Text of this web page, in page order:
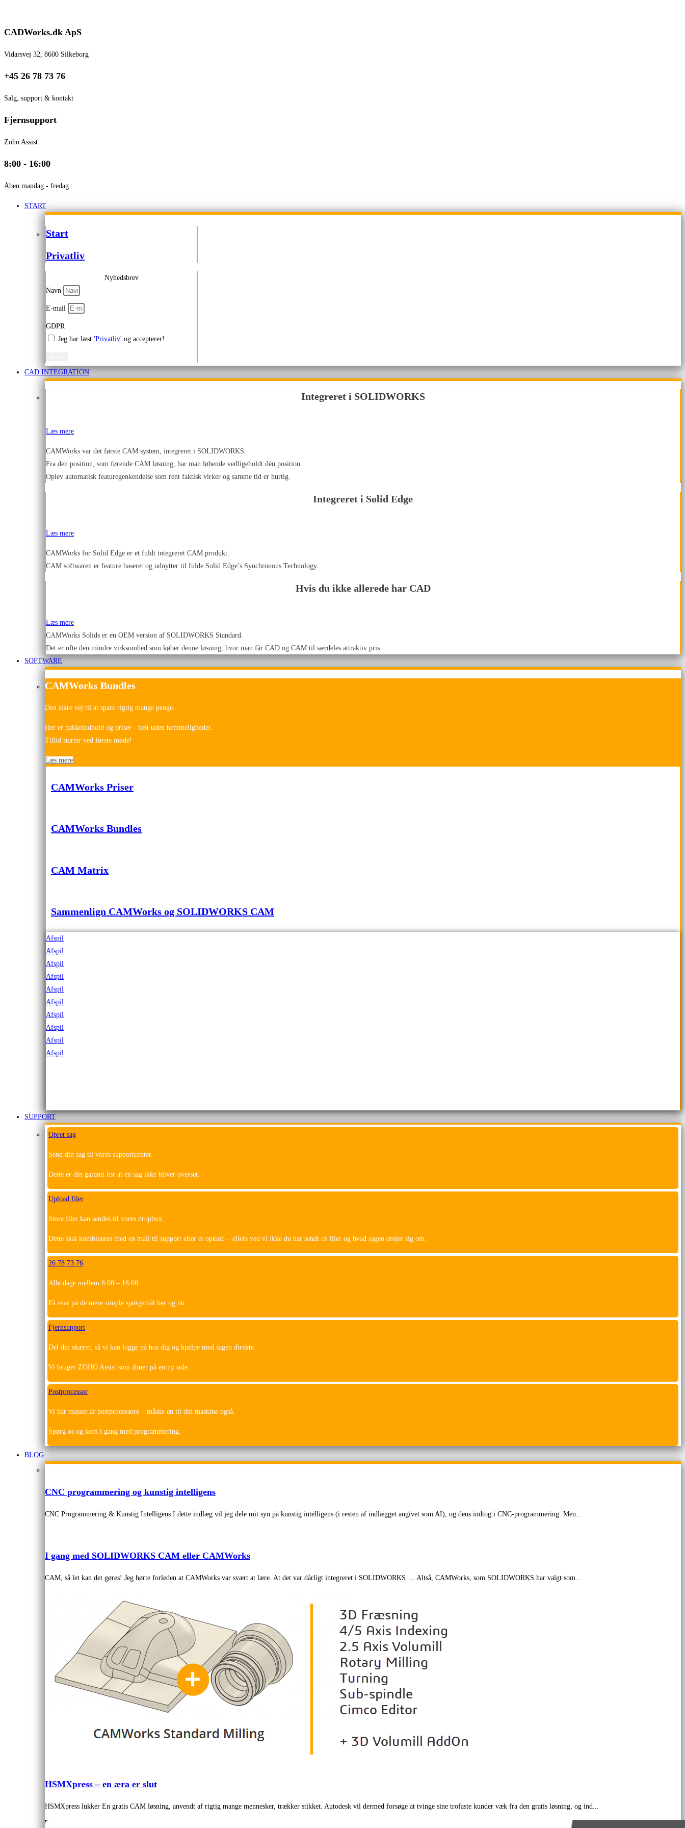
content
CADWorks.dk ApS
Vidarsvej 32, 8600 Silkeborg
+45 26 78 73 76
Salg, support & kontakt
Fjernsupport
Zoho Assist
8:00 - 16:00
Åben mandag - fredag
START
Start
Privatliv
Nyhedsbrev
Navn
E-mail
GDPR
Jeg har læst 'Privatliv' og accepterer!
CAD INTEGRATION
Integreret i SOLIDWORKS
Læs mere
CAMWorks var det første CAM system, integreret i SOLIDWORKS.
Fra den position, som førende CAM løsning, har man løbende vedligeholdt dén position.
Oplev automatisk featuregenkendelse som rent faktisk virker og samme tid er hurtig.
Integreret i Solid Edge
Læs mere
CAMWorks for Solid Edge er et fuldt integreret CAM produkt.
CAM softwaren er feature baseret og udnytter til fulde Solid Edge’s Synchronous Technology.
Hvis du ikke allerede har CAD
Læs mere
CAMWorks Solids er en OEM version af SOLIDWORKS Standard.
Det er ofte den mindre virksomhed som køber denne løsning, hvor man får CAD og CAM til særdeles attraktiv pris.
SOFTWARE
CAMWorks Bundles
Den sikre vej til at spare rigtig mange penge...
Her er pakkeindhold og priser - helt uden hemmeligheder.
Tillid starter ved første møde!
Læs mere
CAMWorks Priser
CAMWorks Bundles
CAM Matrix
Sammenlign CAMWorks og SOLIDWORKS CAM
Afspil
Afspil
Afspil
Afspil
Afspil
Afspil
Afspil
Afspil
Afspil
Afspil
SUPPORT
Opret sag
Send din sag til vores supportcenter.
Dette er din garanti for at en sag ikke bliver overset.
Upload filer
Store filer kan sendes til vores dropbox.
Dette skal kombineres med en mail til support eller et opkald – ellers ved vi ikke du har sendt os filer og hvad sagen drejer sig om.
26 78 73 76
Alle dage mellem 8:00 – 16:00
Få svar på de mere simple spørgsmål her og nu.
Fjernsupport
Del din skærm, så vi kan logge på hos dig og hjælpe med sagen direkte.
Vi bruger ZOHO Assist som åbner på en ny side.
Postprocessor
Vi har masser af postprocessore – måske en til din maskine også.
Spørg os og kom i gang med programmering.
BLOG
CNC programmering og kunstig intelligens
CNC Programmering & Kunstig Intelligens I dette indlæg vil jeg dele mit syn på kunstig intelligens (i resten af indlægget angivet som AI), og dens indtog i CNC-programmering. Men...
I gang med SOLIDWORKS CAM eller CAMWorks
CAM, så let kan det gøres! Jeg hørte forleden at CAMWorks var svært at lære. At det var dårligt integreret i SOLIDWORKS…. Altså, CAMWorks, som SOLIDWORKS har valgt som...
HSMXpress – en æra er slut
HSMXpress lukker En gratis CAM løsning, anvendt af rigtig mange mennesker, trækker stikket. Autodesk vil dermed forsøge at tvinge sine trofaste kunder væk fra den gratis løsning, og ind...